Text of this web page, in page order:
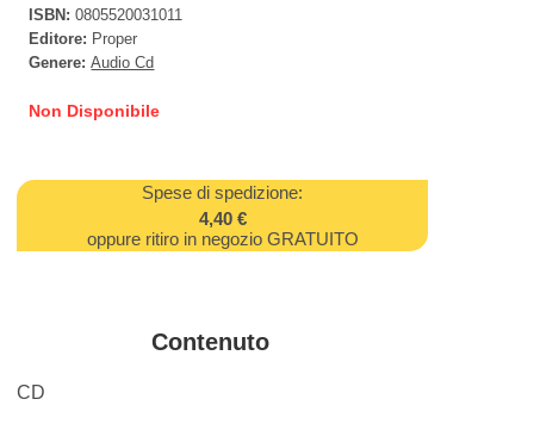
ISBN:0805520031011
Editore: Proper
Genere:Audio Cd
Non Disponibile
Spese di spedizione:
4,40 €
oppure ritiro in negozio GRATUITO
Contenuto
CD